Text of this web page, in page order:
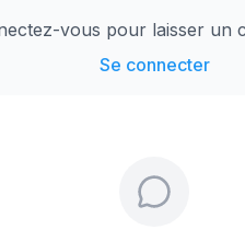
vous pour laisser un
Se connecter